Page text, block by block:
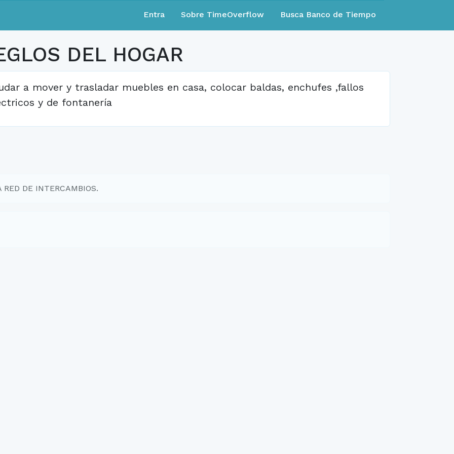
Entra Sobre TimeOverflow Busca Banco de Tiempo
DEL HOGAR
a mover y trasladar muebles en casa, colocar baldas, enchufes ,fallos
y de fontanería
DE INTERCAMBIOS.